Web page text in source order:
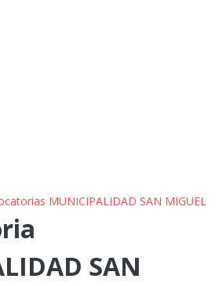
MUNICIPALIDAD SAN MIGUEL
SAN